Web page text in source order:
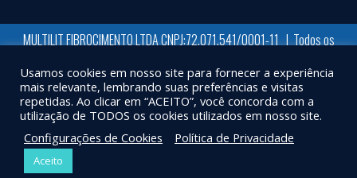
MULTILIT FIBROCIMENTO LTDA CNPJ:72.071.541/0001-11 | Todos os
Desenvolvido por:Job Space
UTILIZAMOS COOKIES PARA GARANTIR QUE VOCÊ TENHA A MELHOR EXPERIÊNCIA EM
NOSSO SITE. AO CONTINUAR A NAVEGAÇÃO, ASSUMIREMOS QUE VOCÊ ESTÁ DE
ACORDO COM ISSO.
Usamos cookies em nosso site para fornecer a experiência
mais relevante, lembrando suas preferências e visitas
repetidas. Ao clicar em “ACEITO”, você concorda com a
utilização de TODOS os cookies utilizados em nosso site.
Configurações de Cookies
Política de Privacidade
Aceito